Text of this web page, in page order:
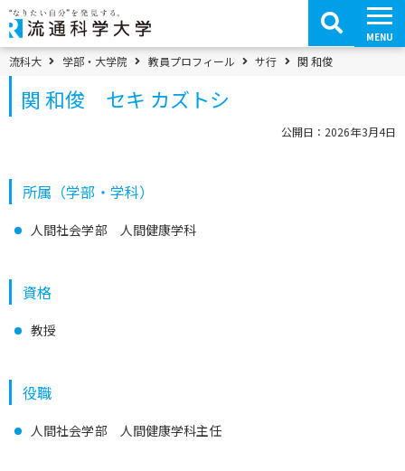
コ
ン
テ
ン
ツ
へ
移
MENU
パンくずメニュー
流科大 学部・大学院 教員プロフィール サ行 関 和俊
関 和俊 セキ カズトシ
公開日：2026年3月4日
所属（学部・学科）
人間社会学部 人間健康学科
資格
教授
役職
人間社会学部 人間健康学科主任